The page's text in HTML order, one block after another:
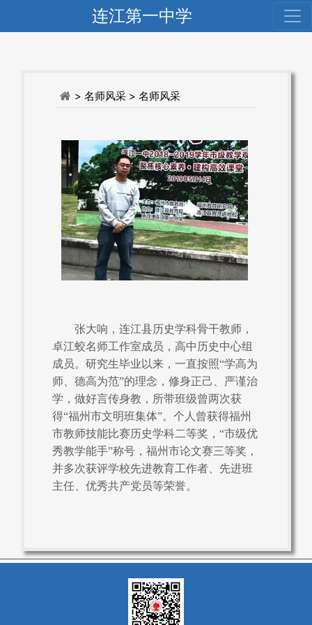
连江第一中学
> 名师风采 > 名师风采
张大响，连江县历史学科骨干教师，
卓江蛟名师工作室成员，高中历史中心组
成员。研究生毕业以来，一直按照“学高为
师、德高为范”的理念，修身正己、严谨治
学，做好言传身教，所带班级曾两次获
得“福州市文明班集体”。个人曾获得福州
市教师技能比赛历史学科二等奖，“市级优
秀教学能手”称号，福州市论文赛三等奖，
并多次获评学校先进教育工作者、先进班
主任、优秀共产党员等荣誉。